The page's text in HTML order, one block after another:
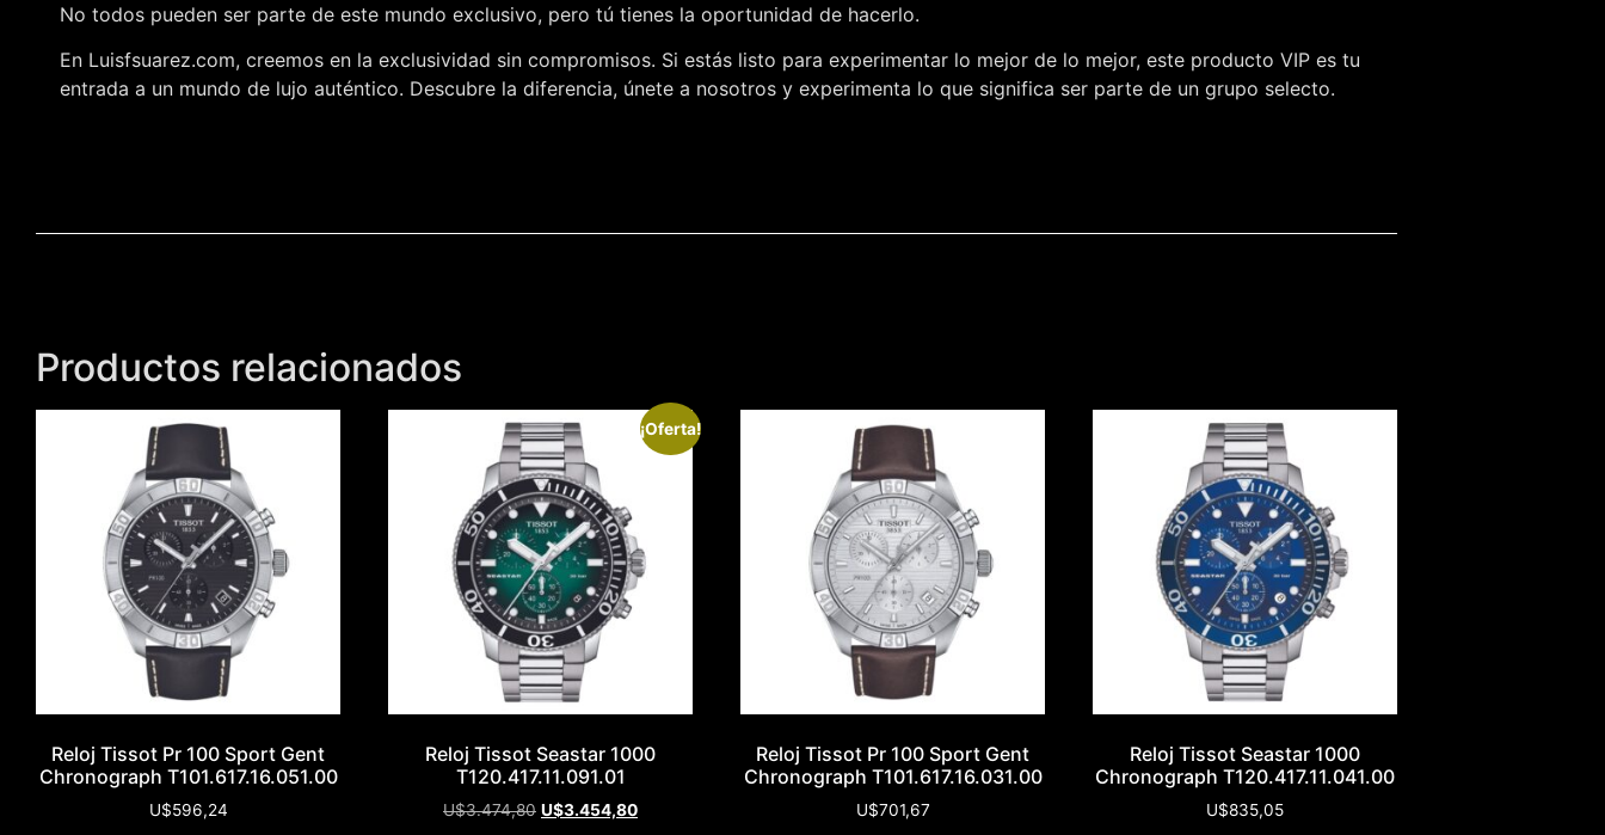
No todos pueden ser parte de este mundo exclusivo, pero tú tienes la oportunidad de hacerlo.
En Luisfsuarez.com, creemos en la exclusividad sin compromisos. Si estás listo para experimentar lo mejor de lo mejor, este producto VIP es tu
entrada a un mundo de lujo auténtico. Descubre la diferencia, únete a nosotros y experimenta lo que significa ser parte de un grupo selecto.
Productos relacionados
Reloj Tissot Pr 100 Sport Gent
Chronograph T101.617.16.051.00
U$596,24
¡Oferta!
Reloj Tissot Seastar 1000
T120.417.11.091.01
U$3.474,80 U$3.454,80
Reloj Tissot Pr 100 Sport Gent
Chronograph T101.617.16.031.00
U$701,67
Reloj Tissot Seastar 1000
Chronograph T120.417.11.041.00
U$835,05